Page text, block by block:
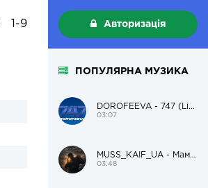
1-9 Авторизація
ПОПУЛЯРНА МУЗИКА
DOROFEEVA - 747 (Live Version)
03:07
MUSS_KAIF_UA - Мам, я пацанам поможу і додому
03:48